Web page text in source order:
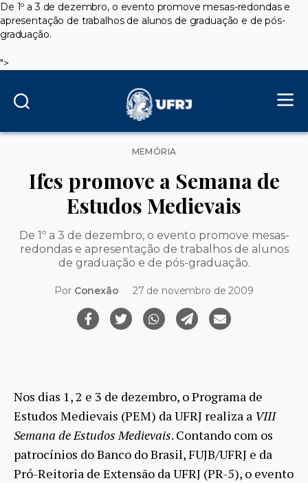
De 1º a 3 de dezembro, o evento promove mesas-redondas e
apresentação de trabalhos de alunos de graduação e de pós-
graduação.
">
Categorias
MEMÓRIA
Ifcs promove a Semana de
Estudos Medievais
De 1º a 3 de dezembro, o evento promove mesas-
redondas e apresentação de trabalhos de alunos
de graduação e de pós-graduação.
Por Conexão 27 de novembro de 2009
Nos dias 1, 2 e 3 de dezembro, o Programa de
Estudos Medievais (PEM) da UFRJ realiza a VIII
Semana de Estudos Medievais. Contando com os
patrocínios do Banco do Brasil, FUJB/UFRJ e da
Pró-Reitoria de Extensão da UFRJ (PR-5), o evento